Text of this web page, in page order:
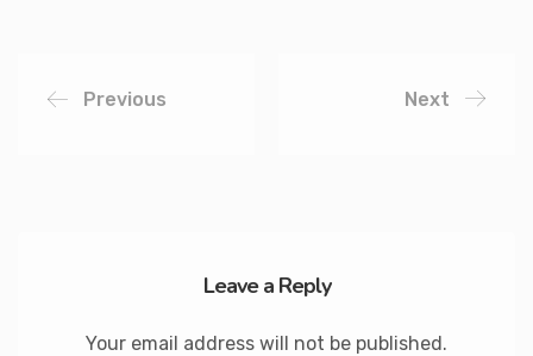
Previous Next
Leave a Reply
Your email address will not be published.